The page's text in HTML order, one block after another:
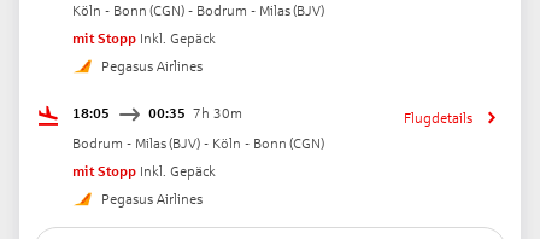
Köln - Bonn (CGN) - Bodrum - Milas(BJV)
mit Stopp Inkl. Gepäck
Pegasus Airlines
18:05 00:35 7h 30m
Bodrum - Milas(BJV) - Köln - Bonn (CGN)
mit Stopp Inkl. Gepäck
Pegasus Airlines
Flugdetails